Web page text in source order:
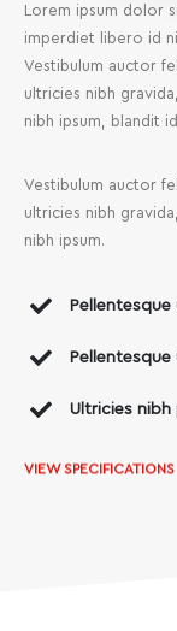
Lorem ipsum dolor
imperdiet libero id
Vestibulum auctor
ultricies nibh
nibh ipsum, blandit
Vestibulum auctor
ultricies nibh
nibh ipsum.
Ultricies nibh
VIEW SPECIFICATIONS